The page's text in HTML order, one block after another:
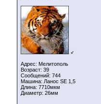
♂
Адрес: Мелитополь
Возраст: 39
Сообщений: 744
Машина: Ланос SE 1,5
Длина: 7710мкм
Диаметр: 26мм